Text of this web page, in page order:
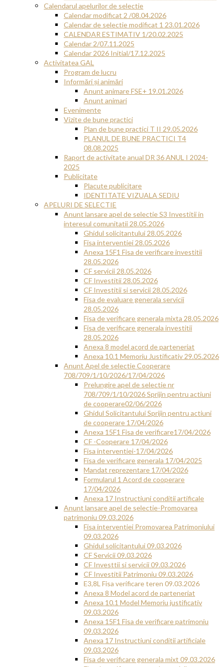
Calendarul apelurilor de selectie
Calendar modificat 2 /08.04.2026
Calendar de selectie modificat 1 23.01.2026
CALENDAR ESTIMATIV 1/20.02.2025
Calendar 2/07.11.2025
Calendar 2026 Initial/17.12.2025
Activitatea GAL
Program de lucru
Informări și animări
Anunt animare FSE+ 19.01.2026
Anunt animari
Evenimente
Vizite de bune practici
Plan de bune practici T II 29.05.2026
PLANUL DE BUNE PRACTICI T4
08.08.2025
Raport de activitate anual DR 36 ANUL I 2024-
2025
Publicitate
Placute publicitare
IDENTITATE VIZUALA SEDIU
APELURI DE SELECTIE
Anunt lansare apel de selectie S3 Investitii in
interesul comunitatii 28.05.2026
Ghidul solicitantului 28.05.2026
Fisa interventiei 28.05.2026
Anexa 15F1 Fisa de verificare investitii
28.05.2026
CF servicii 28.05.2026
CF Investitii 28.05.2026
CF Investitii si servicii 28.05.2026
Fisa de evaluare generala servicii
28.05.2026
Fisa de verificare generala mixta 28.05.2026
Fisa de verificare generala investitii
28.05.2026
Anexa 8 model acord de parteneriat
Anexa 10.1 Memoriu Justificativ 29.05.2026
Anunt Apel de selectie Cooperare
708/709/1/10/2026/17/04/2026
Prelungire apel de selectie nr
708/709/1/10/2026 Sprijin pentru actiuni
de cooperare02/06/2026
Ghidul Solicitantului Sprijin pentru actiuni
de cooperare 17/04/2026
Anexa 15F1 Fisa de verificare17/04/2026
CF -Cooperare 17/04/2026
Fisa interventiei-17/04/2026
Fisa de verificare generala 17/04/2025
Mandat reprezentare 17/04/2026
Formularul 1 Acord de cooperare
17/04/2026
Anexa 17 Instructiuni conditii artificale
Anunt lansare apel de selectie-Promovarea
patrimoniu 09.03.2026
Fisa interventiei Promovarea Patrimoniului
09.03.2026
Ghidul solicitantului 09.03.2026
CF Servicii 09.03.2026
CF Investtii si servicii 09.03.2026
CF Investitii Patrimoniu 09.03.2026
E3,8L Fisa verificare teren 09.03.2026
Anexa 8 Model acord de parteneriat
Anexa 10.1 Model Memoriu justificativ
09.03.2026
Anexa 15F1 Fisa de verificare patrimoniu
09.03.2026
Anexa 17 Instructiuni conditii artificiale
09.03.2026
Fisa de verificare generala mixt 09.03.2026